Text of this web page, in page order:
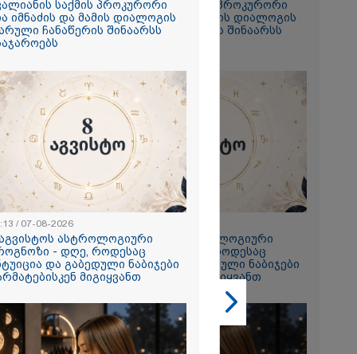
ზღვამ კიდევ
გამორიყა,
რა
ქალმა
ნაგავში
ბეჭდები 9
იპოვეს
ავალიანის საქმის პროკურორი
ნია იმნაძის და მამის დიალოგის
ფარული ჩანაწერის შინაარსს
8 აგვისტოს ასტროლოგიური
პროგნოზი - დღე, როდესაც
ინტუიცია და გაბედული ნაბიჯები
წარმატებისკენ მიგიყვანთ
საქმის პროკურორი
იმნაძის და მამის დიალოგის
ჩანაწერის შინაარსს
/ 07-08-2026
ასტროლოგიური
- დღე, როდესაც
და გაბედული ნაბიჯები
მიგიყვანთ